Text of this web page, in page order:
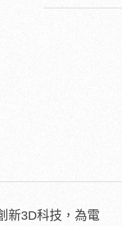
新3D科技， 為電